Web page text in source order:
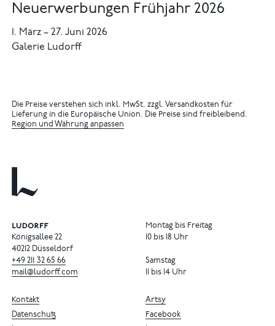
Neuerwerbungen Frühjahr 2026
1. März–27. Juni 2026
Galerie Ludorff
Die Preise verstehen sich inkl. MwSt. zzgl. Versandkosten für
Lieferung in die Europäische Union. Die Preise sind freibleibend.
Region und Währung anpassen
Königsallee 22
40212 Düsseldorf
+49 211 32 65 66
mail@ludorff.com
Montag bis Freitag
10 bis 18 Uhr
Samstag
11 bis 14 Uhr
Artsy
Facebook
Kontakt
Datenschutz